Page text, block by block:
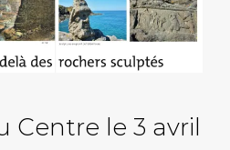
Centre le 3 avril